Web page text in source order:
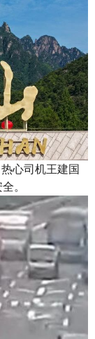
心司机王建国
。